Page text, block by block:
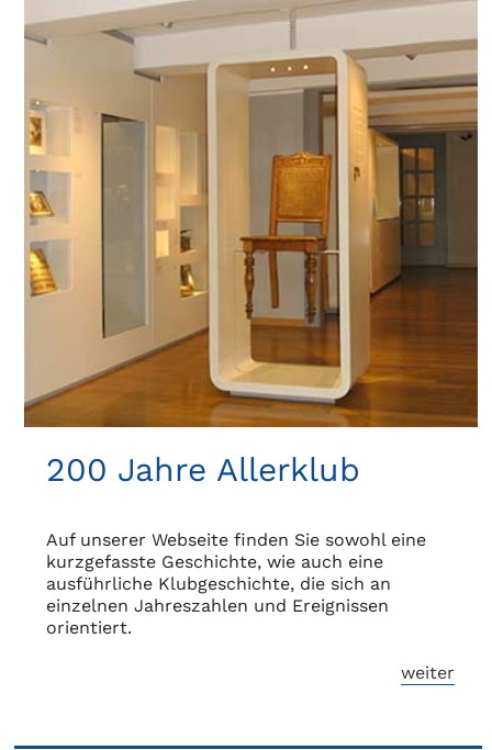
200 Jahre Allerklub
Auf unserer Webseite finden Sie sowohl eine
kurzgefasste Geschichte, wie auch eine
ausführliche Klubgeschichte, die sich an
einzelnen Jahreszahlen und Ereignissen
orientiert.
weiter